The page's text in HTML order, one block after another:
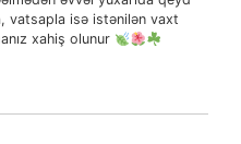
vatsapla isə istənilən vaxt
xahiş olunur